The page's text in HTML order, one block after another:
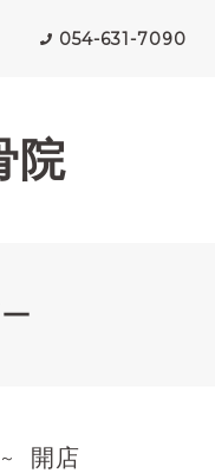
054-631-7090
院
開店